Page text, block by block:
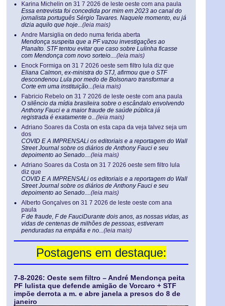
Karina Michelin on 31 7 2026 de leste oeste com ana paula
Essa entrevista foi concedida por mim em 2023 ao canal do
jornalista português Sérgio Tavares. Naquele momento, eu já
dizia aquilo que hoje...(leia mais)
Andre Marsiglia on dedo numa ferida aberta
Mendonça suspeita que a PF vazou investigações ao
Planalto. STF tentou evitar que caso sobre Lulinha ficasse
com Mendonça com novo sorteio....(leia mais)
Enock Formiga on 31 7 2026 oeste sem filtro lula diz que
Eliana Calmon, ex-ministra do STJ, afirmou que o STF
descondenou Lula por medo de Bolsonaro transformar a
Corte em uma instituição...(leia mais)
Fabricio Rebelo on 31 7 2026 de leste oeste com ana paula
O silêncio da mídia brasileira sobre o escândalo envolvendo
Anthony Fauci e a maior fraude de saúde pública já
registrada é exatamente o...(leia mais)
Adriano Soares da Costa on esta capa da veja talvez seja um
dos
COVID E A IMPRENSALi os editoriais e a reportagem do Wall
Street Journal sobre os diários de Anthony Fauci e seu
depoimento ao Senado....(leia mais)
Adriano Soares da Costa on 31 7 2026 oeste sem filtro lula
diz que
COVID E A IMPRENSALi os editoriais e a reportagem do Wall
Street Journal sobre os diários de Anthony Fauci e seu
depoimento ao Senado....(leia mais)
Alberto Gonçalves on 31 7 2026 de leste oeste com ana
paula
F de fraude, F de FauciDurante dois anos, as nossas vidas, as
vidas de centenas de milhões de pessoas, estiveram
penduradas na empáfia e no...(leia mais)
Postagens em destaque:
7-8-2026: Oeste sem filtro – André Mendonça peita
PF lulista que defende amigão de Vorcaro + STF
impõe derrota a m. e abre janela a presos do 8 de
janeiro